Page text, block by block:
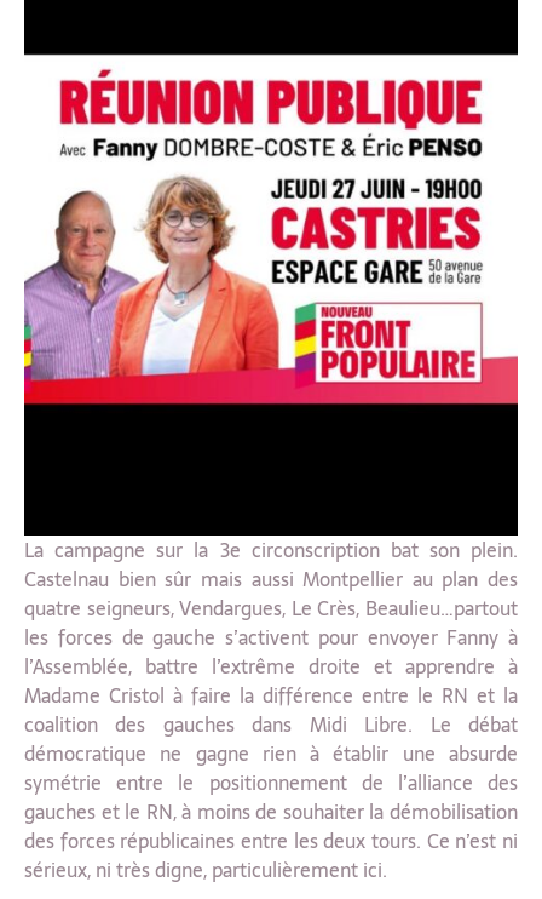
La campagne sur la 3e circonscription bat son plein.
Castelnau bien sûr mais aussi Montpellier au plan des
quatre seigneurs, Vendargues, Le Crès, Beaulieu…partout
les forces de gauche s’activent pour envoyer Fanny à
l’Assemblée, battre l’extrême droite et apprendre à
Madame Cristol à faire la différence entre le RN et la
coalition des gauches dans Midi Libre. Le débat
démocratique ne gagne rien à établir une absurde
symétrie entre le positionnement de l’alliance des
gauches et le RN, à moins de souhaiter la démobilisation
des forces républicaines entre les deux tours. Ce n’est ni
sérieux, ni très digne, particulièrement ici.